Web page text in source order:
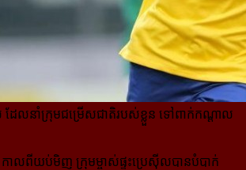
ែលនាំក្រុមជម្រើសជាតិរបស់ខ្លួន ទៅពាក់កណ្ដាល
កាលពីយប់មិញ ក្រុមម្ចាស់ផ្ទះប្រេស៊ីលបានបំបាក់